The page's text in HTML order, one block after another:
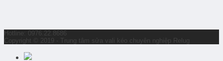
Hotline: 0976.22.8686
Copyright © 2019 - Trung tâm sửa vali kéo chuyên nghiệp Relug